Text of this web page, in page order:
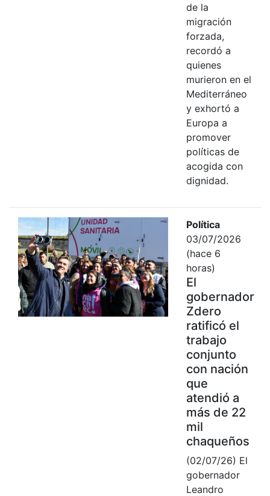
de la
migración
forzada,
recordó a
quienes
murieron en el
Mediterráneo
y exhortó a
Europa a
promover
políticas de
acogida con
dignidad.
Política
03/07/2026
(hace 6
horas)
El
gobernador
Zdero
ratificó el
trabajo
conjunto
con nación
que
atendió a
más de 22
mil
chaqueños
(02/07/26) El
gobernador
Leandro